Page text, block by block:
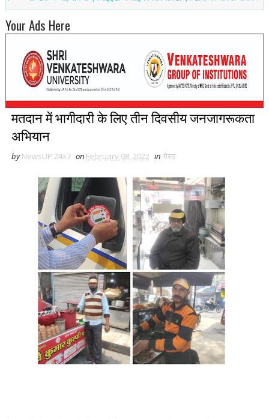
Your Ads Here
मतदान में भागीदारी के लिए तीन दिवसीय जनजागरूकता
अभियान
by NewsUP 24x7 on February 08, 2022 in मेरठ